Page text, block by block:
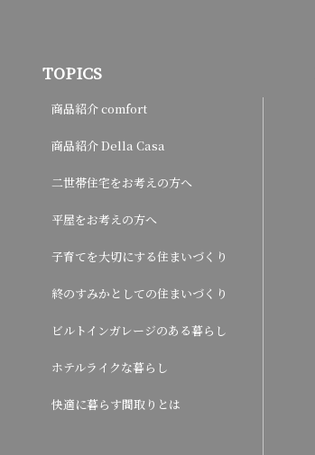
TOPICS
商品紹介 comfort
商品紹介 Della Casa
二世帯住宅をお考えの方へ
平屋をお考えの方へ
子育てを大切にする住まいづくり
終のすみかとしての住まいづくり
ビルトインガレージのある暮らし
ホテルライクな暮らし
快適に暮らす間取りとは